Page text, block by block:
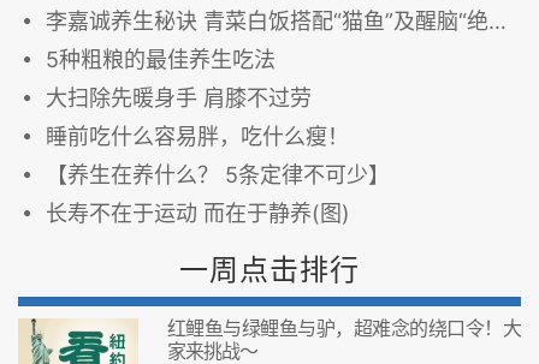
李嘉诚养生秘诀 青菜白饭搭配“猫鱼”及醒脑“绝招”
5种粗粮的最佳养生吃法
大扫除先暖身手 肩膝不过劳
睡前吃什么容易胖，吃什么瘦！
【养生在养什么？ 5条定律不可少】
长寿不在于运动 而在于静养(图)
一周点击排行
红鲤鱼与绿鲤鱼与驴，超难念的绕口令！大
家来挑战～